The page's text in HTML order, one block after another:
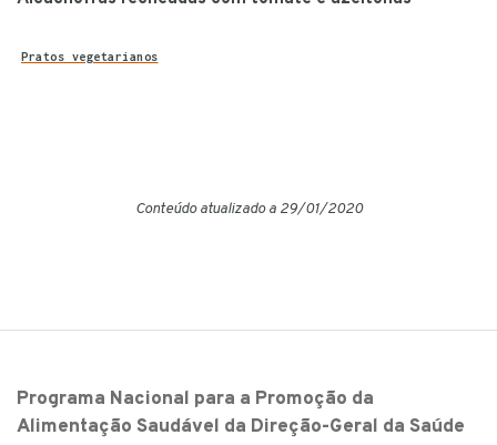
Pratos vegetarianos
Conteúdo atualizado a 29/01/2020
Programa Nacional para a Promoção da
Alimentação Saudável da Direção-Geral da Saúde